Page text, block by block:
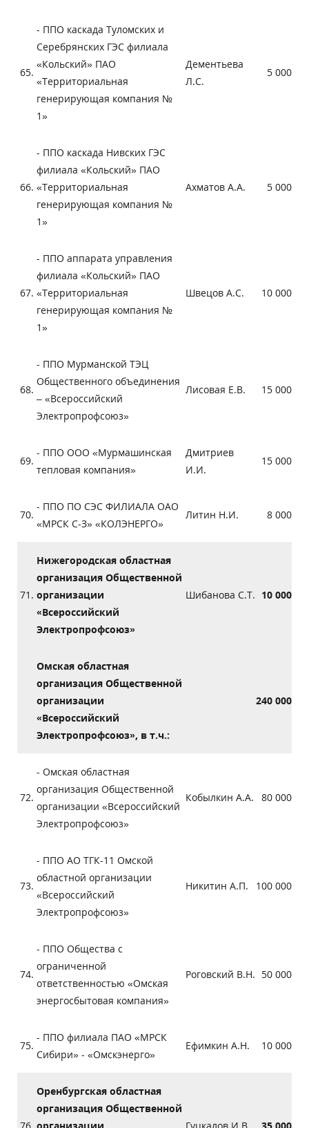
65.
- ППО каскада Туломских и
Серебрянских ГЭС филиала
«Кольский» ПАО
«Территориальная
генерирующая компания №
1»
Дементьева
Л.С.
5 000
66.
- ППО каскада Нивских ГЭС
филиала «Кольский» ПАО
«Территориальная
генерирующая компания №
1»
Ахматов А.А. 5 000
67.
- ППО аппарата управления
филиала «Кольский» ПАО
«Территориальная
генерирующая компания №
1»
Швецов А.С. 10 000
68.
- ППО Мурманской ТЭЦ
Общественного объединения
– «Всероссийский
Электропрофсоюз»
Лисовая Е.В. 15 000
69.
- ППО ООО «Мурмашинская
тепловая компания»
Дмитриев
И.И.
15 000
70.
- ППО ПО СЭС ФИЛИАЛА ОАО
«МРСК С-З» «КОЛЭНЕРГО»
Литин Н.И. 8 000
71.
Нижегородская областная
организация Общественной
организации
«Всероссийский
Электропрофсоюз»
Шибанова С.Т. 10 000
Омская областная
организация Общественной
организации
«Всероссийский
Электропрофсоюз», в т.ч.:
240 000
72.
- Омская областная
организация Общественной
организации «Всероссийский
Электропрофсоюз»
Кобылкин А.А. 80 000
73.
- ППО АО ТГК-11 Омской
областной организации
«Всероссийский
Электропрофсоюз»
Никитин А.П. 100 000
74.
- ППО Общества с
ограниченной
ответственностью «Омская
энергосбытовая компания»
Роговский В.Н. 50 000
75.
- ППО филиала ПАО «МРСК
Сибири» - «Омскэнерго»
Ефимкин А.Н. 10 000
Оренбургская областная
организация Общественной